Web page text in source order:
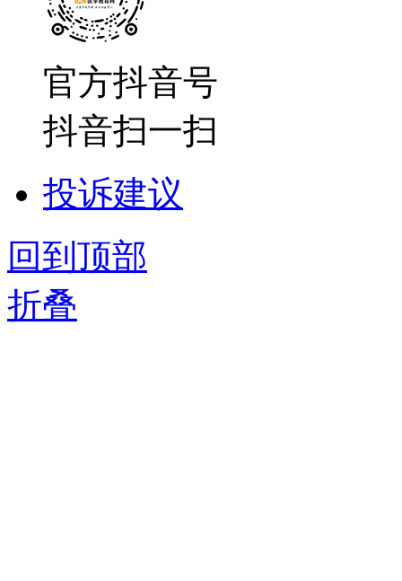
官方抖音号
抖音扫一扫
投诉建议
回到顶部
折叠